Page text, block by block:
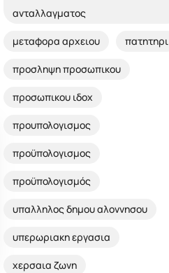
ανταλλαγματος
μεταφορα αρχειου πατητηρι
προσληψη προσωπικου
προσωπικου ιδοχ
προυπολογισμος
προϋπολογισμος
προϋπολογισμός
υπαλληλος δημου αλοννησου
υπερωριακη εργασια
χερσαια ζωνη